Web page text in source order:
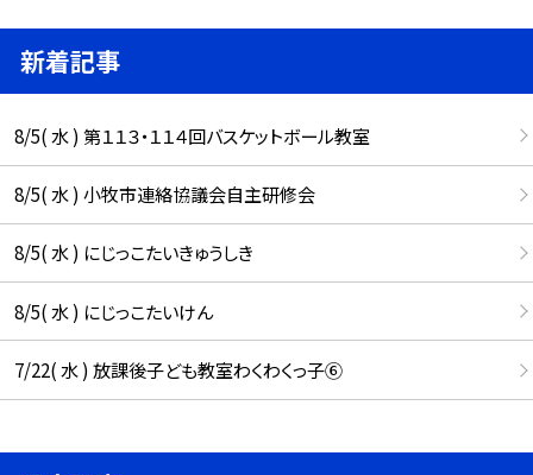
新着記事
8/5( 水 ) 第１１３・１１４回バスケットボール教室
8/5( 水 ) 小牧市連絡協議会自主研修会
8/5( 水 ) にじっこたいきゅうしき
8/5( 水 ) にじっこたいけん
7/22( 水 ) 放課後子ども教室わくわくっ子⑥